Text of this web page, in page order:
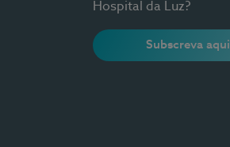
Hospital da Luz?
Subscreva aqui